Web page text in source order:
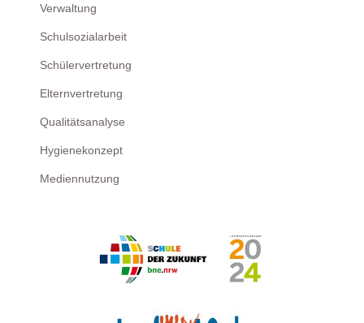
Verwaltung
Schulsozialarbeit
Schülervertretung
Elternvertretung
Qualitätsanalyse
Hygienekonzept
Mediennutzung